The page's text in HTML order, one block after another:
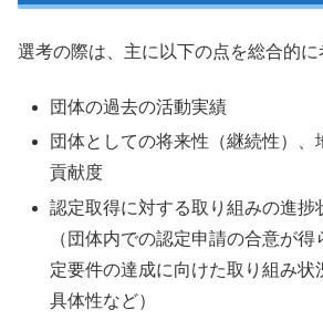
選考の際は、主に以下の点を総合的に
団体の過去の活動実績
団体としての将来性（継続性）、
貢献度
認定取得に対する取り組みの進捗
（団体内での認定申請の合意が
定要件の達成に向けた取り組み状
具体性など）